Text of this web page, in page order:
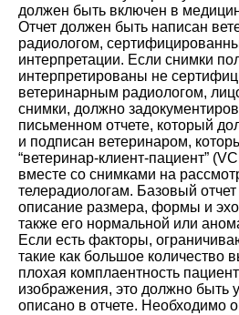
должен быть включен в
Отчет должен быть написан
радиологом,
интерпретации. Если снимки
интерпретированы не
ветеринарным радиологом,
снимки, должно
письменном отчете, который
и подписан ветеринаром,
“ветеринар-клиент-пациент”
вместе со снимками на
телерадиологам. Базовый
описание размера, формы и
также его нормальной или
Если есть факторы,
такие как большое количество
плохая комплаентность
изображения, это должно быть
описано в отчете. Необходимо